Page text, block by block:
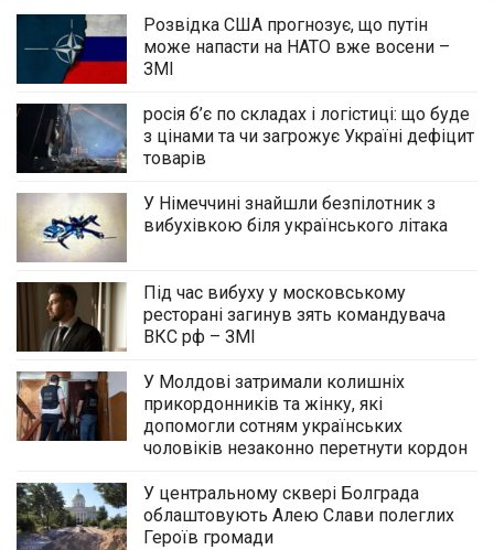
Розвідка США прогнозує, що путін
може напасти на НАТО вже восени –
ЗМІ
росія б’є по складах і логістиці: що буде
з цінами та чи загрожує Україні дефіцит
товарів
У Німеччині знайшли безпілотник з
вибухівкою біля українського літака
Під час вибуху у московському
ресторані загинув зять командувача
ВКС рф – ЗМІ
У Молдові затримали колишніх
прикордонників та жінку, які
допомогли сотням українських
чоловіків незаконно перетнути кордон
У центральному сквері Болграда
облаштовують Алею Слави полеглих
Героїв громади